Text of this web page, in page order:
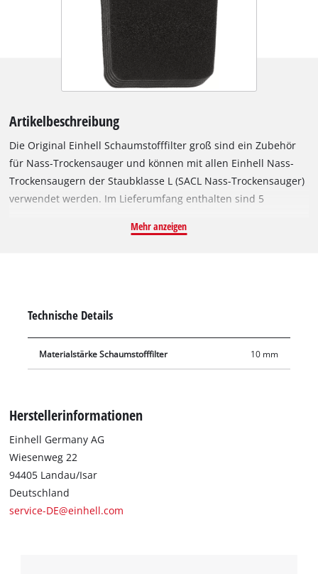
Artikelbeschreibung
Die Original Einhell Schaumstofffilter groß sind ein Zubehör
für Nass-Trockensauger und können mit allen Einhell Nass-
Trockensaugern der Staubklasse L (SACL Nass-Trockensauger)
verwendet werden. Im Lieferumfang enthalten sind 5
von Flüssigkeiten benötigt werden. Dazu wird ein
Nutzung und eine hohe Lebensdauer sind sie besonders
reißfest.
Mehr anzeigen
Technische Details
Materialstärke Schaumstofffilter 10 mm
Herstellerinformationen
Einhell Germany AG
Wiesenweg 22
94405 Landau/Isar
Deutschland
service-DE@einhell.com